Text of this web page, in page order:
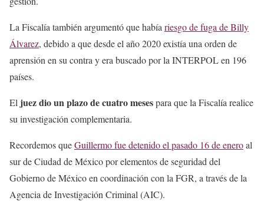
La Fiscalía también argumentó que había riesgo de fuga de Billy
Álvarez, debido a que desde el año 2020 existía una orden de
aprensión en su contra y era buscado por la INTERPOL en 196
países.
El juez dio un plazo de cuatro mesespara que la Fiscalía realice
su investigación complementaria.
Recordemos queGuillermo fue detenido el pasado 16 de eneroal
sur de Ciudad de México por elementos de seguridad del
Gobierno de México en coordinación con la FGR, a través de la
Agencia de Investigación Criminal (AIC).